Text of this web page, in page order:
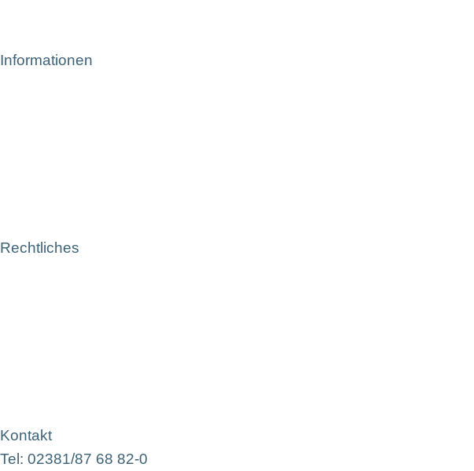
Informationen
Rechtliches
Kontakt
Tel: 02381/87 68 82-0